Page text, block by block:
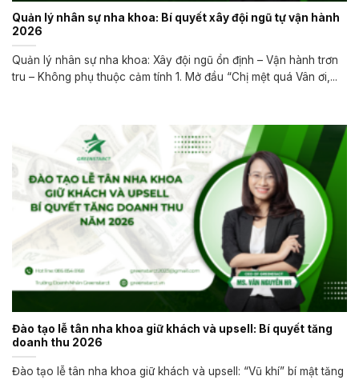
Quản lý nhân sự nha khoa: Bí quyết xây đội ngũ tự vận hành
2026
Quản lý nhân sự nha khoa: Xây đội ngũ ổn định – Vận hành trơn
tru – Không phụ thuộc cảm tính 1. Mở đầu “Chị mệt quá Vân ơi,...
Đào tạo lễ tân nha khoa giữ khách và upsell: Bí quyết tăng
doanh thu 2026
Đào tạo lễ tân nha khoa giữ khách và upsell: “Vũ khí” bí mật tăng